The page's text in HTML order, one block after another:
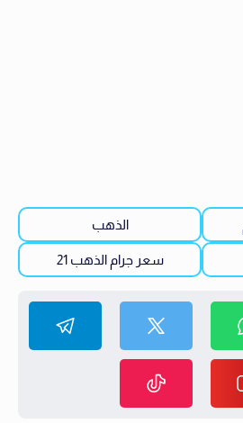
الذهب
سعر جرام الذهب 21